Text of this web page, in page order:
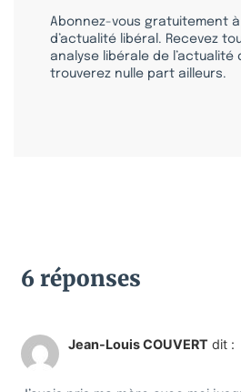
Abonnez-vous gratuitement
d’actualité libéral. Recevez
analyse libérale de l’actualité
trouverez nulle part ailleurs.
6 réponses
Jean-Louis COUVERT dit :